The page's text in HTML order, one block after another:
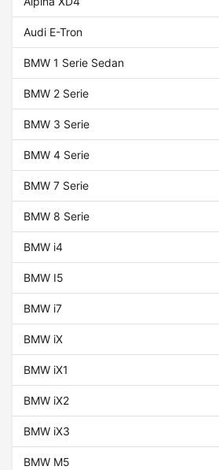
Audi E-Tron
BMW 1 Serie Sedan
BMW 2 Serie
BMW 3 Serie
BMW 4 Serie
BMW 7 Serie
BMW 8 Serie
BMW i4
BMW I5
BMW i7
BMW iX
BMW iX1
BMW iX2
BMW iX3
BMW M5